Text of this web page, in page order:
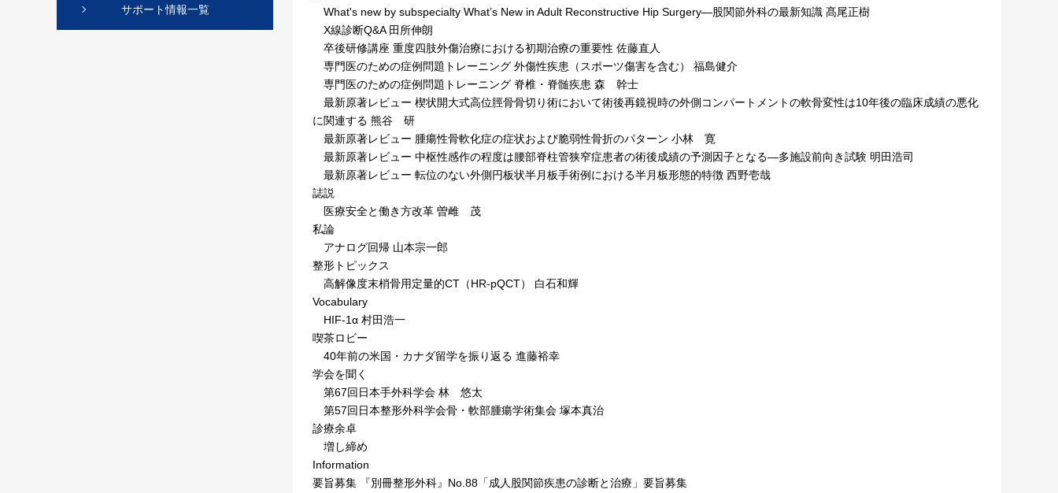
What's new by subspecialty What’s New in Adult Reconstructive Hip Surgery—股関節外科の最新知識 髙尾正樹
X線診断Q&A 田所伸朗
卒後研修講座 重度四肢外傷治療における初期治療の重要性 佐藤直人
専門医のための症例問題トレーニング 外傷性疾患（スポーツ傷害を含む） 福島健介
専門医のための症例問題トレーニング 脊椎・脊髄疾患 森 幹士
最新原著レビュー 楔状開大式高位脛骨骨切り術において術後再鏡視時の外側コンパートメントの軟骨変性は10年後の臨床成績の悪化
に関連する 熊谷 研
最新原著レビュー 腫瘍性骨軟化症の症状および脆弱性骨折のパターン 小林 寛
最新原著レビュー 中枢性感作の程度は腰部脊柱管狭窄症患者の術後成績の予測因子となる—多施設前向き試験 明田浩司
最新原著レビュー 転位のない外側円板状半月板手術例における半月板形態的特徴 西野壱哉
誌説
医療安全と働き方改革 曽雌 茂
私論
アナログ回帰 山本宗一郎
整形トピックス
高解像度末梢骨用定量的CT（HR-pQCT） 白石和輝
Vocabulary
HIF-1α 村田浩一
喫茶ロビー
40年前の米国・カナダ留学を振り返る 進藤裕幸
学会を聞く
第67回日本手外科学会 林 悠太
第57回日本整形外科学会骨・軟部腫瘍学術集会 塚本真治
診療余卓
増し締め
Information
要旨募集 『別冊整形外科』No.88「成人股関節疾患の診断と治療」要旨募集
サポート情報一覧